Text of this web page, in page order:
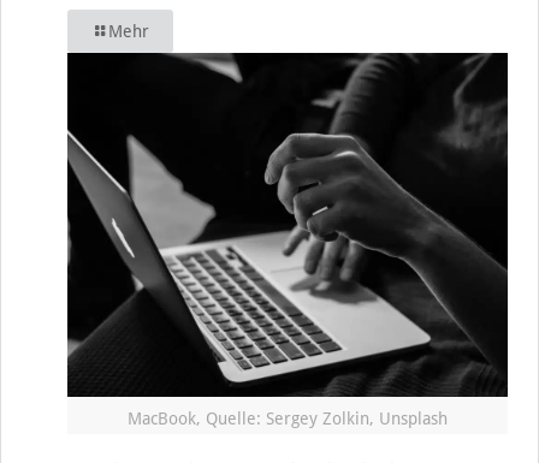
Mehr
MacBook, Quelle: Sergey Zolkin, Unsplash